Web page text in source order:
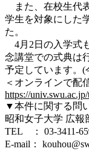
また、在校生代
学生を対象にした
た。
4月2日の入学式
念講堂での式典は
予定しています。(
＜オンラインで配
https://
▼本件に関する問
昭和女子大学 広報
TEL ： 03-3411-
E-mail：